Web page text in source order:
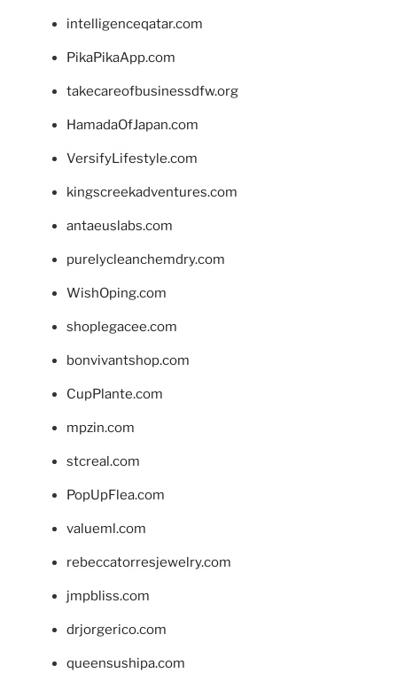
intelligenceqatar.com
PikaPikaApp.com
takecareofbusinessdfw.org
HamadaOfJapan.com
VersifyLifestyle.com
kingscreekadventures.com
antaeuslabs.com
purelycleanchemdry.com
WishOping.com
shoplegacee.com
bonvivantshop.com
CupPlante.com
mpzin.com
stcreal.com
PopUpFlea.com
valueml.com
rebeccatorresjewelry.com
jmpbliss.com
drjorgerico.com
queensushipa.com